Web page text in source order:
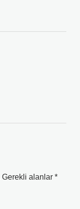
Gerekli alanlar *